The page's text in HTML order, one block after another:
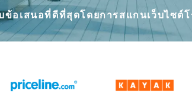
ข้อเสนอที่ดีที่สุดโดยการสแกนเว็บไซต์